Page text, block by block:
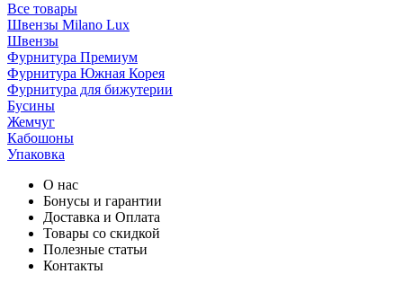
Все товары
Швензы Milano Lux
Швензы
Фурнитура Премиум
Фурнитура Южная Корея
Фурнитура для бижутерии
Бусины
Жемчуг
Кабошоны
Упаковка
О нас
Бонусы и гарантии
Доставка и Оплата
Товары со скидкой
Полезные статьи
Контакты